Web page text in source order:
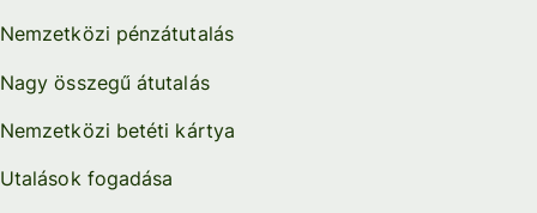
Nemzetközi pénzátutalás
Nagy összegű átutalás
Nemzetközi betéti kártya
Utalások fogadása